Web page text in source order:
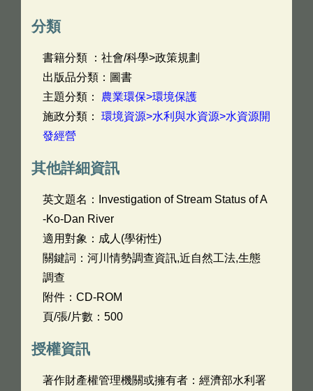
分類
書籍分類 ：社會/科學>政策規劃
出版品分類：圖書
主題分類： 農業環保>環境保護
施政分類： 環境資源>水利與水資源>水資源開
發經營
其他詳細資訊
英文題名：
Investigation of Stream Status of A
‐Ko‐Dan River
適用對象：成人(學術性)
關鍵詞：河川情勢調查資訊,近自然工法,生態
調查
附件：CD-ROM
頁/張/片數：500
授權資訊
著作財產權管理機關或擁有者：經濟部水利署